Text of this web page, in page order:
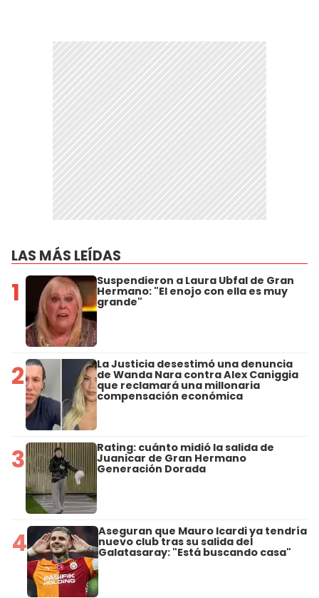
LAS MÁS LEÍDAS
1 Suspendieron a Laura Ubfal de Gran
Hermano: "El enojo con ella es muy
grande"
2 La Justicia desestimó una denuncia
de Wanda Nara contra Alex Caniggia
que reclamará una millonaria
compensación económica
3 Rating: cuánto midió la salida de
Juanicar de Gran Hermano
Generación Dorada
4 Aseguran que Mauro Icardi ya tendría
nuevo club tras su salida del
Galatasaray: "Está buscando casa"